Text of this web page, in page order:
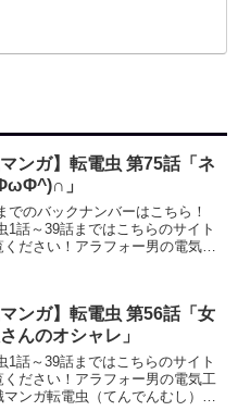
マンガ】転電虫 第75話「ネ
」
でのバックナンバーはこちら！
話～39話まではこちらのサイト
ださい！アラフォー男の電気工
マンガ】転電虫 第56話「女
んのオシャレ」
話～39話まではこちらのサイト
ください！アラフォー男の電気工
マンガ転電虫（てんでんむし）□■